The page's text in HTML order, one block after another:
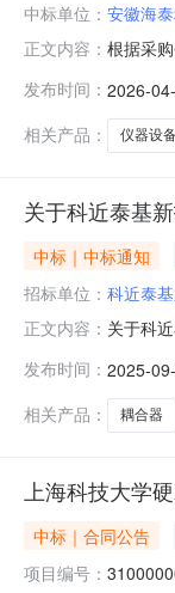
中标单位： 安徽海
正文内容： 根据采
电子科
发布时间： 2026-
相关产品：
仪器设
关于科近泰基
中标｜中标通知
招标单位： 科近泰
正文内容： 关于科
发布时间： 2025-
相关产品：
耦合器
上海科技大学
中标｜合同公告
项目编号：